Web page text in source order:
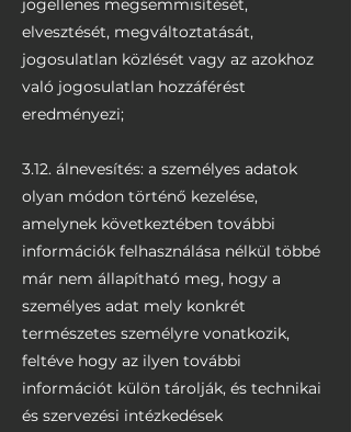
jogellenes megsemmisítését,
elvesztését, megváltoztatását,
jogosulatlan közlését vagy az azokhoz
való jogosulatlan hozzáférést
eredményezi;
3.12. álnevesítés: a személyes adatok
olyan módon történő kezelése,
amelynek következtében további
információk felhasználása nélkül többé
már nem állapítható meg, hogy a
személyes adat mely konkrét
természetes személyre vonatkozik,
feltéve hogy az ilyen további
információt külön tárolják, és technikai
és szervezési intézkedések